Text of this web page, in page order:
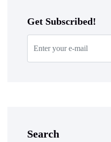
Get Subscribed!
Search